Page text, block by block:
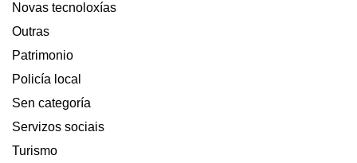
Novas tecnoloxías
Outras
Patrimonio
Policía local
Sen categoría
Servizos sociais
Turismo